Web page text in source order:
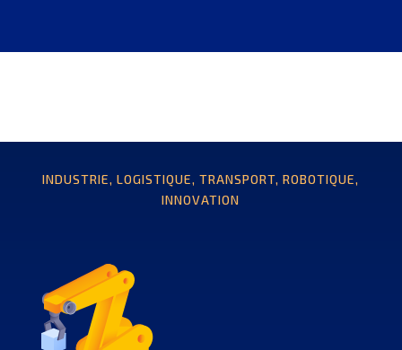
INDUSTRIE, LOGISTIQUE, TRANSPORT, ROBOTIQUE,
INNOVATION